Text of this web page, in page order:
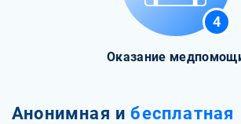
4
Оказание
Анонимная и бесплатная